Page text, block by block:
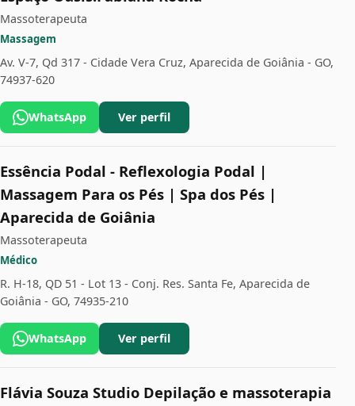
Massoterapeuta
Massagem
Av. V-7, Qd 317 - Cidade Vera Cruz, Aparecida de Goiânia - GO,
74937-620
WhatsApp Ver perfil
Essência Podal - Reflexologia Podal |
Massagem Para os Pés | Spa dos Pés |
Aparecida de Goiânia
Massoterapeuta
Médico
R. H-18, QD 51 - Lot 13 - Conj. Res. Santa Fe, Aparecida de
Goiânia - GO, 74935-210
WhatsApp Ver perfil
Flávia Souza Studio Depilação e massoterapia